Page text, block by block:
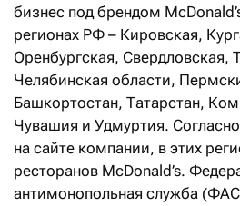
бизнес под брендом
регионах РФ – Кировская,
Оренбургская, Свердловская,
Челябинская области,
Башкортостан, Татарстан,
Чувашия и Удмуртия.
на сайте компании, в этих
ресторанов McDonald’s.
антимонопольная служба